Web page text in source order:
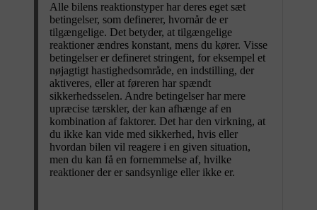
Alle bilens reaktionstyper har deres eget sæt
betingelser, som definerer, hvornår de er
tilgængelige. Det betyder, at tilgængelige
reaktioner ændres konstant, mens du kører. Visse
betingelser er defineret stringent, for eksempel et
nøjagtigt hastighedsområde, en indstilling, der
aktiveres, eller at føreren har spændt
sikkerhedsselen. Andre betingelser har mere
upræcise tærskler, der kan afhænge af en
kombination af faktorer. Det har den virkning, at
du ikke kan vide med sikkerhed, hvis eller
hvordan bilen vil reagere i en given situation,
men du kan få en fornemmelse af, hvilke
reaktioner der er sandsynlige eller ikke er.